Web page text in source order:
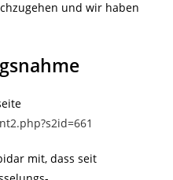
und wir haben
mit, dass seit